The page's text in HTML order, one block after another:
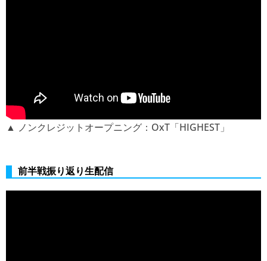
▲ ノンクレジットオープニング：OxT「HIGHEST」
前半戦振り返り生配信